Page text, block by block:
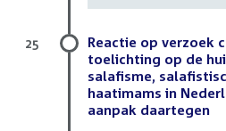
Reactie op verzoek
toelichting op de
salafisme,
haatimams in
aanpak daartegen
25